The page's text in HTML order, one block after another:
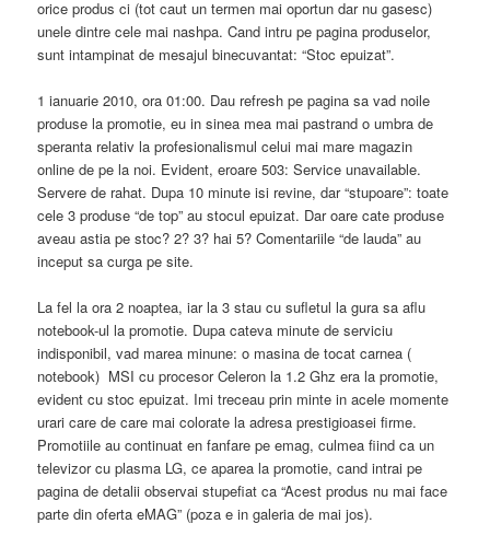
orice produs ci (tot caut un termen mai oportun dar nu gasesc)
unele dintre cele mai nashpa. Cand intru pe pagina produselor,
sunt intampinat de mesajul binecuvantat: “Stoc epuizat”.
1 ianuarie 2010, ora 01:00. Dau refresh pe pagina sa vad noile
produse la promotie, eu in sinea mea mai pastrand o umbra de
speranta relativ la profesionalismul celui mai mare magazin
online de pe la noi. Evident, eroare 503: Service unavailable.
Servere de rahat. Dupa 10 minute isi revine, dar “stupoare”: toate
cele 3 produse “de top” au stocul epuizat. Dar oare cate produse
aveau astia pe stoc? 2? 3? hai 5? Comentariile “de lauda” au
inceput sa curga pe site.
La fel la ora 2 noaptea, iar la 3 stau cu sufletul la gura sa aflu
notebook-ul la promotie. Dupa cateva minute de serviciu
indisponibil, vad marea minune: o masina de tocat carnea (
notebook) MSI cu procesor Celeron la 1.2 Ghz era la promotie,
evident cu stoc epuizat. Imi treceau prin minte in acele momente
urari care de care mai colorate la adresa prestigioasei firme.
Promotiile au continuat en fanfare pe emag, culmea fiind ca un
televizor cu plasma LG, ce aparea la promotie, cand intrai pe
pagina de detalii observai stupefiat ca “Acest produs nu mai face
parte din oferta eMAG” (poza e in galeria de mai jos).